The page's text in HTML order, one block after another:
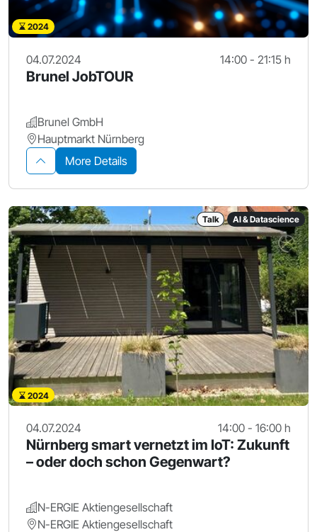
2024
04.07.2024 14:00 - 21:15 h
Brunel JobTOUR
Brunel GmbH
Hauptmarkt Nürnberg
More Details
Talk AI & Datascience
2024
04.07.2024 14:00 - 16:00 h
Nürnberg smart vernetzt im IoT: Zukunft
– oder doch schon Gegenwart?
N-ERGIE Aktiengesellschaft
N-ERGIE Aktiengesellschaft